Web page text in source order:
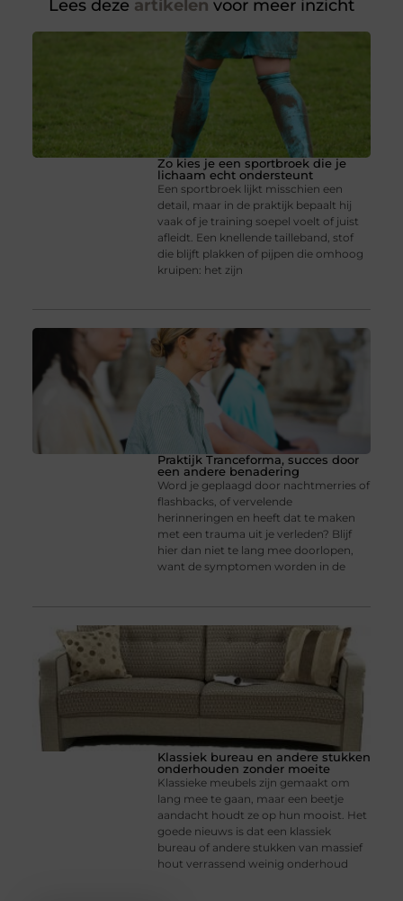
Lees deze artikelen voor meer inzicht
Zo kies je een sportbroek die je
lichaam echt ondersteunt
Een sportbroek lijkt misschien een
detail, maar in de praktijk bepaalt hij
vaak of je training soepel voelt of juist
afleidt. Een knellende tailleband, stof
die blijft plakken of pijpen die omhoog
kruipen: het zijn
Praktijk Tranceforma, succes door
een andere benadering
Word je geplaagd door nachtmerries of
flashbacks, of vervelende
herinneringen en heeft dat te maken
met een trauma uit je verleden? Blijf
hier dan niet te lang mee doorlopen,
want de symptomen worden in de
Klassiek bureau en andere stukken
onderhouden zonder moeite
Klassieke meubels zijn gemaakt om
lang mee te gaan, maar een beetje
aandacht houdt ze op hun mooist. Het
goede nieuws is dat een klassiek
bureau of andere stukken van massief
hout verrassend weinig onderhoud